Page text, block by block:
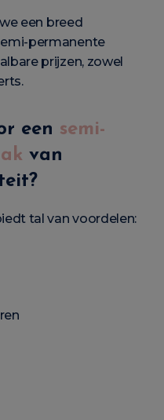
een breed
permanente
prijzen, zowel
een semi-
van
tal van voordelen: